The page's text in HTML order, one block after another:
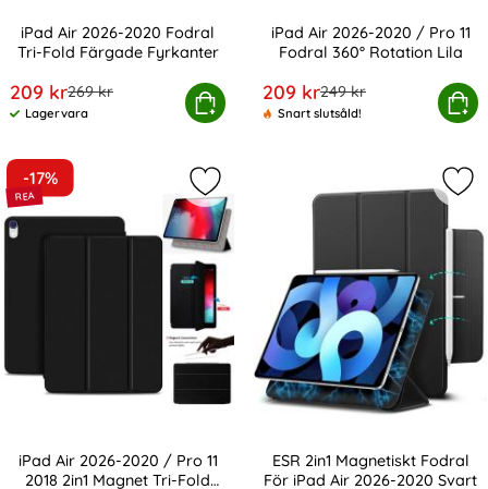
iPad Air 2026-2020 Fodral
Tri-Fold Färgade Fyrkanter
rea pris
209 krtidigare pris
269 kr
Tillgänglighet:
Lagervara
Köp
Air 2026-2020 Fodral Tri-Fold Färgade Fyrkanter
iPad Air 2026-2020 / Pro 11
Fodral 360° Rotation Lila
rea pris
209 krtidigare pris
249 kr
Snart slutsåld!
Köp
iPad Air 2026-2020 / Pro 11
-17%
iPad Air 2026-2020 / Pro 11
2018 2in1 Magnet Tri-Fold
Markera iPad Air 2026-2020 / Pro
ESR 2in1 Magnetiskt Fodral
För iPad Air 2026-2020 Svart